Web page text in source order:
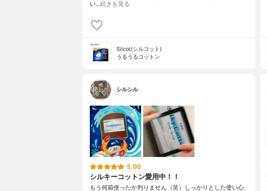
い…続きを見る
Silcot(シルコット)
うるうるコットン
シルシル
5.00
シルキーコットン愛用中！！
もう何箱使ったか判りません（笑）しっかりとした使い心